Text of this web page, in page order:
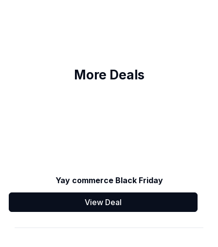
More Deals
Yay commerce Black Friday
View Deal